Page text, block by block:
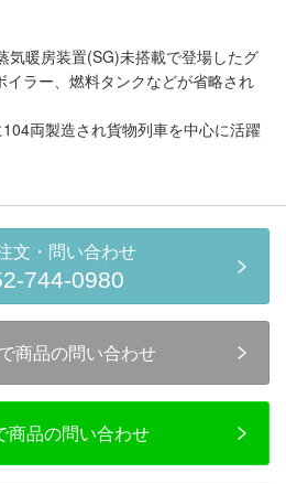
LINEお友達登録
気暖房装置(SG)未搭載で登場したグ
イラー、燃料タンクなどが省略され
両製造され貨物列車を中心に活躍
文・問い合わせ
744-0980
商品の問い合わせ
商品の問い合わせ